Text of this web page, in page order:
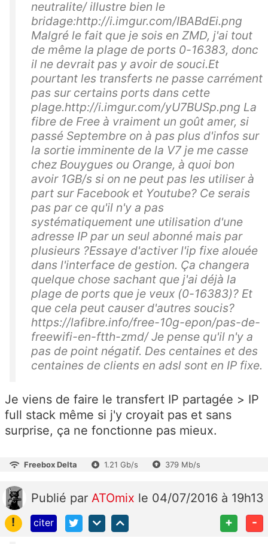
neutralite/ illustre bien le
bridage:http://i.imgur.com/IBABdEi.png
Malgré le fait que je sois en ZMD, j'ai tout
de même la plage de ports 0-16383, donc
il ne devrait pas y avoir de souci.Et
pourtant les transferts ne passe carrément
pas sur certains ports dans cette
plage.http://i.imgur.com/yU7BUSp.png La
fibre de Free à vraiment un goût amer, si
passé Septembre on à pas plus d'infos sur
la sortie imminente de la V7 je me casse
chez Bouygues ou Orange, à quoi bon
avoir 1GB/s si on ne peut pas les utiliser à
part sur Facebook et Youtube? Ce serais
pas par ce qu'il n'y a pas
systématiquement une utilisation d'une
adresse IP par un seul abonné mais par
plusieurs ?Essaye d'activer l'ip fixe alouée
dans l'interface de gestion. Ça changera
quelque chose sachant que j'ai déjà la
plage de ports que je veux (0-16383)? Et
que cela peut causer d'autres soucis?
https://lafibre.info/free-10g-epon/pas-de-
freewifi-en-ftth-zmd/ Je pense qu'il n'y a
pas de point négatif. Des centaines et des
centaines de clients en adsl sont en IP fixe.
Je viens de faire le transfert IP partagée > IP
full stack même si j'y croyait pas et sans
surprise, ça ne fonctionne pas mieux.
Freebox Delta 1.21 Gb/s 379 Mb/s
Publié par ATOmix le 04/07/2016 à 19h13
!
citer + -